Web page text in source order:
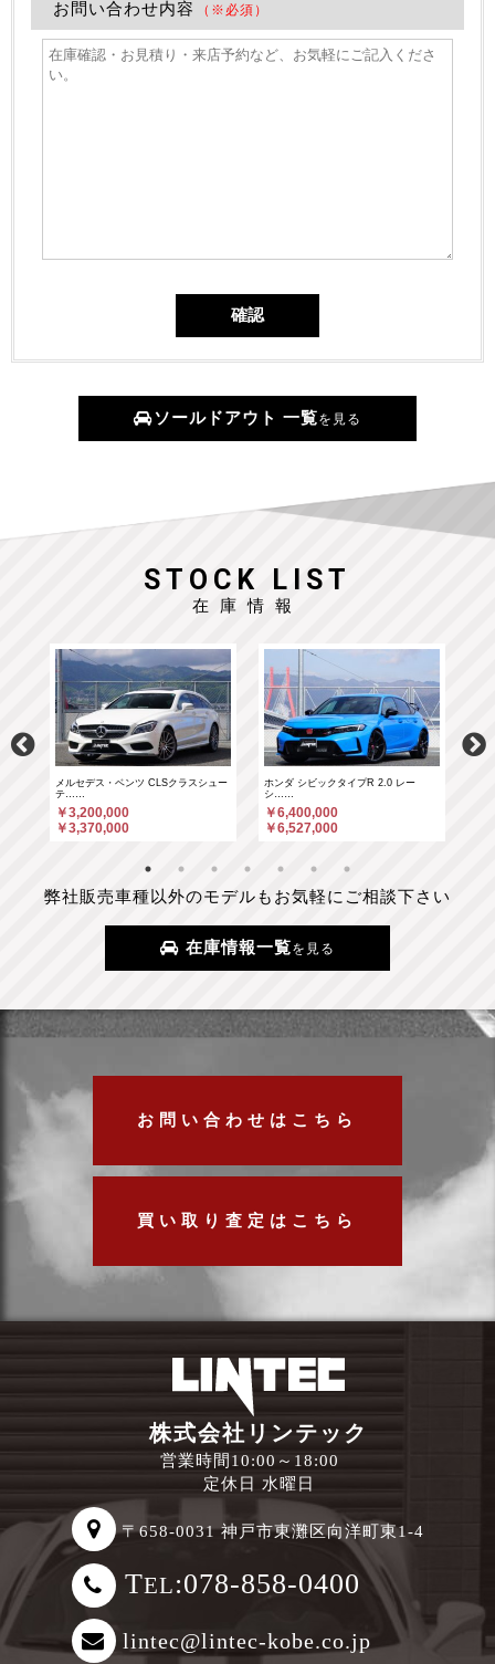
お問い合わせ内容 （※必須）
ソールドアウト 一覧を見る
STOCK LIST
在庫情報
メルセデス・ベンツ CLSクラスシュー
テ……
￥3,200,000
￥3,370,000
ホンダ シビックタイプR 2.0 レー
シ……
￥6,400,000
￥6,527,000
弊社販売車種以外のモデルもお気軽にご相談下さい
在庫情報一覧を見る
お問い合わせはこちら
買い取り査定はこちら
株式会社リンテック
営業時間10:00～18:00
定休日 水曜日
〒658-0031 神戸市東灘区向洋町東1-4
TEL:078-858-0400
lintec@lintec-kobe.co.jp